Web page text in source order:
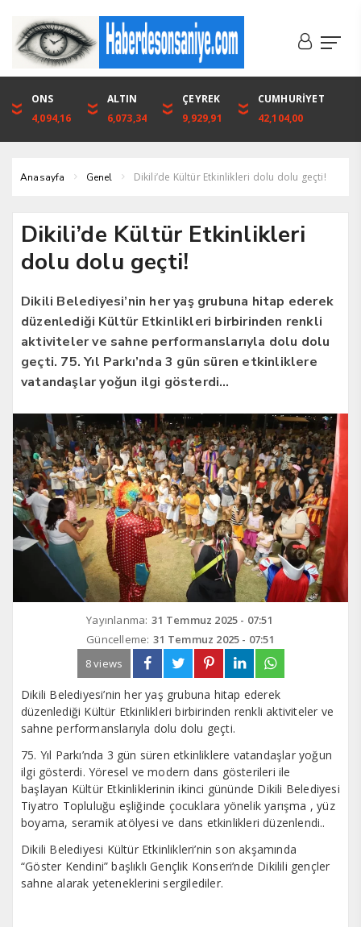
DOLAR
46,1316
EURO
53,3001
ALTIN
6,073,34
BIST
1.720,92
ONS
4,094,16
ALTIN
6,073,34
ÇEYREK
9,929,91
CUMHURİYET
42,104,00
Anasayfa Genel Dikili’de Kültür Etkinlikleri dolu dolu geçti!
Dikili’de Kültür Etkinlikleri
dolu dolu geçti!
Dikili Belediyesi’nin her yaş grubuna hitap ederek
düzenlediği Kültür Etkinlikleri birbirinden renkli
aktiviteler ve sahne performanslarıyla dolu dolu
geçti. ​75. Yıl Parkı’nda 3 gün süren etkinliklere
vatandaşlar yoğun ilgi gösterdi…
Yayınlanma: 31 Temmuz 2025 - 07:51
Güncelleme: 31 Temmuz 2025 - 07:51
8 views
Dikili Belediyesi’nin her yaş grubuna hitap ederek
düzenlediği Kültür Etkinlikleri birbirinden renkli aktiviteler ve
sahne performanslarıyla dolu dolu geçti.
75. Yıl Parkı’nda 3 gün süren etkinliklere vatandaşlar yoğun
ilgi gösterdi. Yöresel ve modern dans gösterileri ile
başlayan Kültür Etkinliklerinin ikinci gününde Dikili Belediyesi
Tiyatro Topluluğu eşliğinde çocuklara yönelik yarışma , yüz
boyama, seramik atölyesi ve dans etkinlikleri düzenlendi..
Dikili Belediyesi Kültür Etkinlikleri’nin son akşamında
“Göster Kendini” başlıklı Gençlik Konseri’nde Dikilili gençler
sahne alarak yeteneklerini sergilediler.